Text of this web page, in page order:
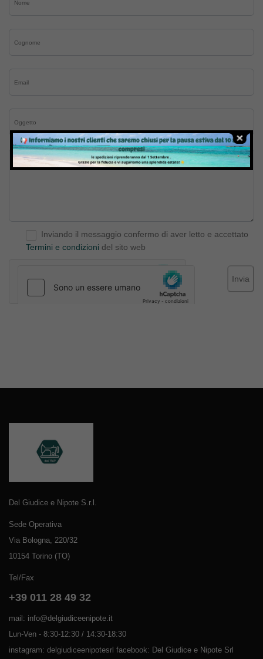
Inviando il messaggio confermo di aver letto e accettato
Termini e condizioni del sito web
Invia
Del Giudice e Nipote S.r.l.
Sede Operativa
Via Bologna, 220/32
10154 Torino (TO)
Tel/Fax
+39 011 28 49 32
mail: info@delgiudiceenipote.it
Lun-Ven - 8:30-12:30 / 14:30-18:30
instagram: delgiudiceenipotesrl facebook: Del Giudice e Nipote Srl